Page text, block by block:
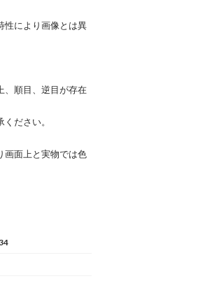
性により画像とは異
、順目、逆目が存在
ださい。
画面上と実物では色